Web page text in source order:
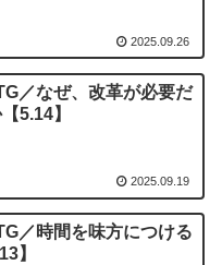
2025.09.26
／なぜ、改革が必要だ
5.14】
2025.09.19
／時間を味方につける
】